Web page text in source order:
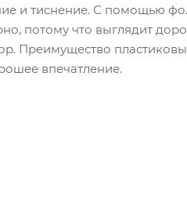
и тиснение. С помощью
потому что выглядит
Преимущество
впечатление.